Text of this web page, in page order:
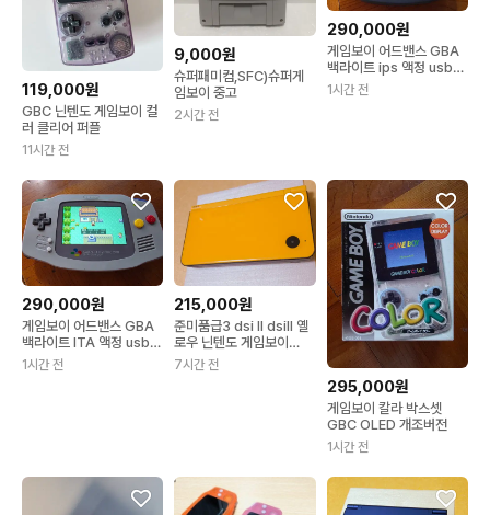
119,000원
GBC 닌텐도 게임보이 컬
러 클리어 퍼플
11시간 전
9,000원
슈퍼패미컴,SFC)슈퍼게
임보이 중고
2시간 전
290,000원
게임보이 어드밴스 GBA
백라이트 ips 액정 usbc
내장배터리
1시간 전
290,000원
게임보이 어드밴스 GBA
백라이트 ITA 액정 usb내
장배터리
1시간 전
215,000원
준미품급3 dsi ll dsill 옐
로우 닌텐도 게임보이
dslite
7시간 전
295,000원
게임보이 칼라 박스셋
GBC OLED 개조버전
1시간 전